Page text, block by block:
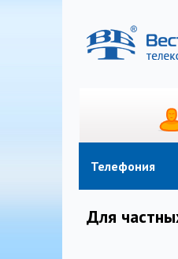
Телефония
Для